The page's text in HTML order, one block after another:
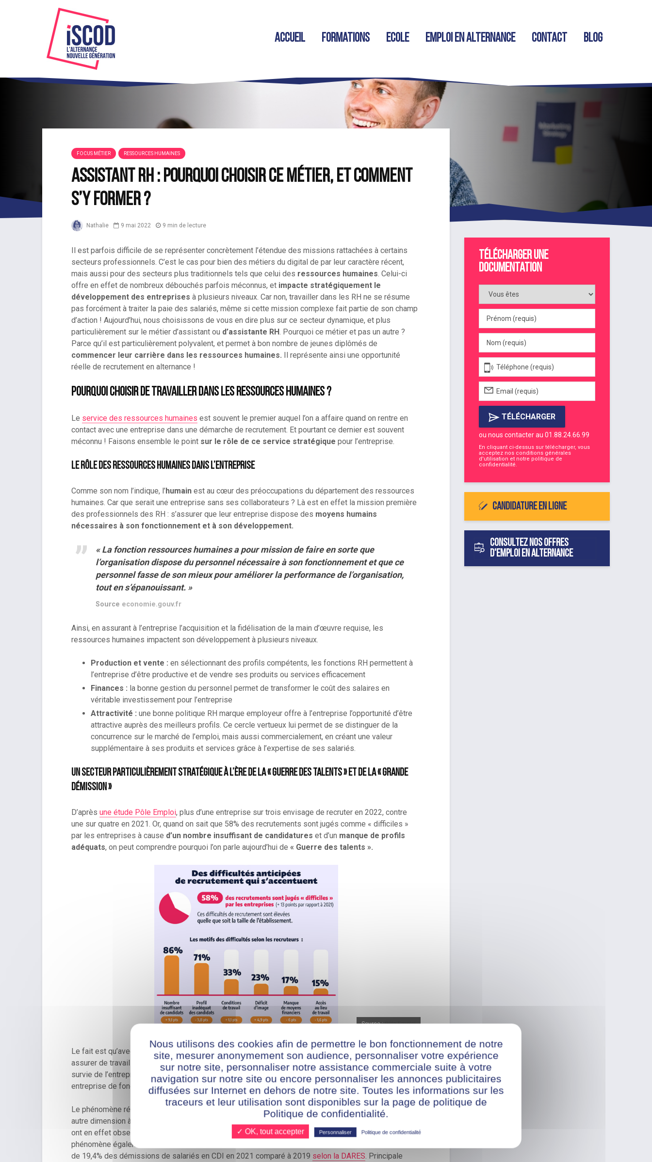
Accueil Formations Ecole Emploi en alternance Contact Blog
FOCUS MÉTIER RESSOURCES HUMAINES
Assistant RH : pourquoi choisir ce métier, et comment
s’y former ?
Nathalie 9 mai 2022 9 min de lecture
Il est parfois difficile de se représenter concrètement l’étendue des missions rattachées à certains
secteurs professionnels. C’est le cas pour bien des métiers du digital de par leur caractère récent,
mais aussi pour des secteurs plus traditionnels tels que celui des ressources humaines . Celui-ci
offre en effet de nombreux débouchés parfois méconnus, et impacte stratégiquement le
développement des entreprises à plusieurs niveaux. Car non, travailler dans les RH ne se résume
pas forcément à traiter la paie des salariés, même si cette mission complexe fait partie de son champ
d’action ! Aujourd’hui, nous choisissons de vous en dire plus sur ce secteur dynamique, et plus
particulièrement sur le métier d’assistant ou d’assistante RH . Pourquoi ce métier et pas un autre ?
Parce qu’il est particulièrement polyvalent, et permet à bon nombre de jeunes diplômés de
commencer leur carrière dans les ressources humaines. Il représente ainsi une opportunité
réelle de recrutement en alternance !
Pourquoi choisir de travailler dans les ressources humaines ?
Le service des ressources humaines est souvent le premier auquel l’on a affaire quand on rentre en
contact avec une entreprise dans une démarche de recrutement. Et pourtant ce dernier est souvent
méconnu ! Faisons ensemble le point sur le rôle de ce service stratégique pour l’entreprise.
Le rôle des ressources humaines dans l’entreprise
Comme son nom l’indique, l’humain est au cœur des préoccupations du département des ressources
humaines. Car que serait une entreprise sans ses collaborateurs ? Là est en effet la mission première
des professionnels des RH : s’assurer que leur entreprise dispose des moyens humains
nécessaires à son fonctionnement et à son développement.
« La fonction ressources humaines a pour mission de faire en sorte que
l’organisation dispose du personnel nécessaire à son fonctionnement et que ce
personnel fasse de son mieux pour améliorer la performance de l’organisation,
tout en s’épanouissant. »
Source economie.gouv.fr
Ainsi, en assurant à l’entreprise l’acquisition et la fidélisation de la main d’œuvre requise, les
ressources humaines impactent son développement à plusieurs niveaux.
Production et vente : en sélectionnant des profils compétents, les fonctions RH permettent à
l’entreprise d’être productive et de vendre ses produits ou services efficacement
Finances : la bonne gestion du personnel permet de transformer le coût des salaires en
véritable investissement pour l’entreprise
Attractivité : une bonne politique RH marque employeur offre à l’entreprise l’opportunité d’être
attractive auprès des meilleurs profils. Ce cercle vertueux lui permet de se distinguer de la
concurrence sur le marché de l’emploi, mais aussi commercialement, en créant une valeur
supplémentaire à ses produits et services grâce à l’expertise de ses salariés.
Un secteur particulièrement stratégique à l’ère de la « guerre des talents » et de la « grande
démission »
D’après une étude Pôle Emploi, plus d’une entreprise sur trois envisage de recruter en 2022, contre
une sur quatre en 2021. Or, quand on sait que 58% des recrutements sont jugés comme « difficiles »
par les entreprises à cause d’un nombre insuffisant de candidatures et d’un manque de profils
adéquats, on peut comprendre pourquoi l’on parle aujourd’hui de « Guerre des talents ».
Source :Pôle Emploi
Le fait est qu’avec une main d’œuvre aux qualifications requises limitées, les entreprises doivent
assurer de travailler sur leur
attractivité afin de réussir à attirer les meilleurs talents
survie de l’entreprise puisque comme nous le disions plus tôt, sans équipes, impossible pour une
entreprise de fonctionner.
Le phénomène récent de la
même si encore naissant en France, ajoute une
autre dimension à ce phénomène. Il s’agit de celle de la
fidélisation des employés
ont en effet observé de larges pics de démission à la suite de la crise du COVID 19 en 2021. Un
phénomène également observé en France en 2021 à moindre échelle, avec tout de même une hausse
de 19,4% des démissions de salariés en CDI en 2021 comparé à 2019 selon la DARES . Principale
Télécharger une
documentation
TÉLÉCHARGER
ou nous contacter au 01.88.24.66.99
En cliquant ci-dessus sur télécharger, vous
acceptez nos conditions générales
d'utilisation et notre politique de
confidentialité.
Candidature en ligne
Consultez nos offres
d'emploi en alternance
Nous utilisons des cookies afin de permettre le bon fonctionnement de notre
site, mesurer anonymement son audience, personnaliser votre expérience
sur notre site, personnaliser notre assistance commerciale suite à votre
navigation sur notre site ou encore personnaliser les annonces publicitaires
diffusées sur Internet en dehors de notre site. Toutes les informations sur les
traceurs et leur utilisation sont disponibles sur la page de politique de
Politique de confidentialité.
✓ OK, tout accepter Personnaliser Politique de confidentialité